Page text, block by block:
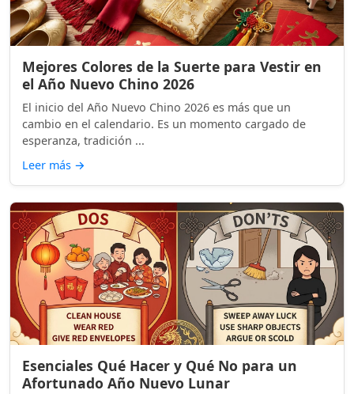
Mejores Colores de la Suerte para Vestir en
el Año Nuevo Chino 2026
El inicio del Año Nuevo Chino 2026 es más que un
cambio en el calendario. Es un momento cargado de
esperanza, tradición ...
Leer más →
Esenciales Qué Hacer y Qué No para un
Afortunado Año Nuevo Lunar